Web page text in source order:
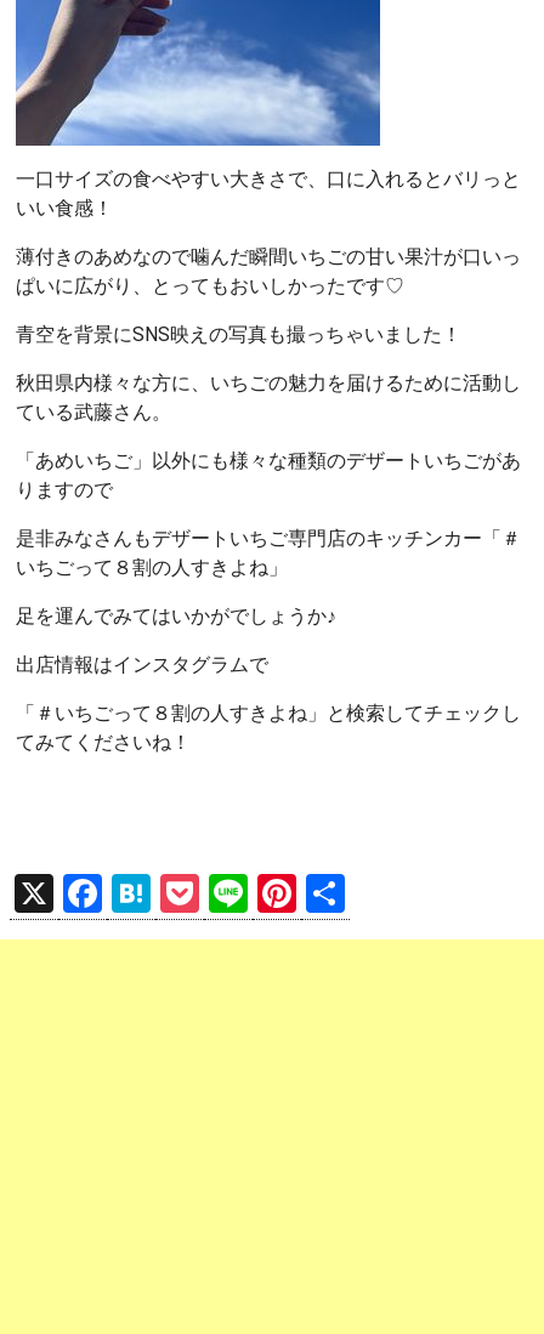
一口サイズの食べやすい大きさで、口に入れるとバリっと
いい食感！
薄付きのあめなので噛んだ瞬間いちごの甘い果汁が口いっ
ぱいに広がり、とってもおいしかったです♡
青空を背景にSNS映えの写真も撮っちゃいました！
秋田県内様々な方に、いちごの魅力を届けるために活動し
ている武藤さん。
「あめいちご」以外にも様々な種類のデザートいちごがあ
りますので
是非みなさんもデザートいちご専門店のキッチンカー「＃
いちごって８割の人すきよね」
足を運んでみてはいかがでしょうか♪
出店情報はインスタグラムで
「＃いちごって８割の人すきよね」と検索してチェックし
てみてくださいね！
X
F
a
H
at
P
o
Li
n
Pi
nt 有